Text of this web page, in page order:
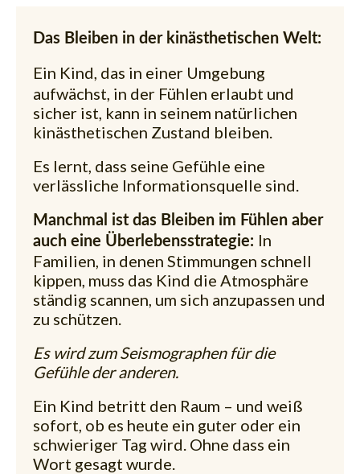
Das Bleiben in der kinästhetischen Welt:
Ein Kind, das in einer Umgebung
aufwächst, in der Fühlen erlaubt und
sicher ist, kann in seinem natürlichen
kinästhetischen Zustand bleiben.
Es lernt, dass seine Gefühle eine
verlässliche Informationsquelle sind.
Manchmal ist das Bleiben im Fühlen aber
auch eine Überlebensstrategie: In
Familien, in denen Stimmungen schnell
kippen, muss das Kind die Atmosphäre
ständig scannen, um sich anzupassen und
zu schützen.
Es wird zum Seismographen für die
Gefühle der anderen.
Ein Kind betritt den Raum – und weiß
sofort, ob es heute ein guter oder ein
schwieriger Tag wird. Ohne dass ein
Wort gesagt wurde.